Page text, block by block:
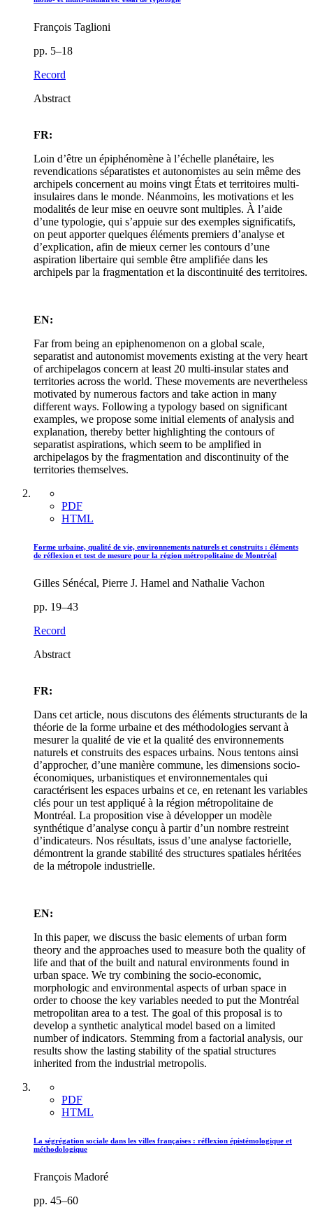
François Taglioni
pp. 5–18
Record
Abstract
FR:
Loin d’être un épiphénomène à l’échelle planétaire, les
revendications séparatistes et autonomistes au sein même des
archipels concernent au moins vingt États et territoires multi-
insulaires dans le monde. Néanmoins, les motivations et les
modalités de leur mise en oeuvre sont multiples. À l’aide
d’une typologie, qui s’appuie sur des exemples significatifs,
on peut apporter quelques éléments premiers d’analyse et
d’explication, afin de mieux cerner les contours d’une
aspiration libertaire qui semble être amplifiée dans les
archipels par la fragmentation et la discontinuité des territoires.
EN:
Far from being an epiphenomenon on a global scale,
separatist and autonomist movements existing at the very heart
of archipelagos concern at least 20 multi-insular states and
territories across the world. These movements are nevertheless
motivated by numerous factors and take action in many
different ways. Following a typology based on significant
examples, we propose some initial elements of analysis and
explanation, thereby better highlighting the contours of
separatist aspirations, which seem to be amplified in
archipelagos by the fragmentation and discontinuity of the
territories themselves.
PDF
HTML
Forme urbaine, qualité de vie, environnements naturels et construits : éléments
de réflexion et test de mesure pour la région métropolitaine de Montréal
Gilles Sénécal, Pierre J. Hamel and Nathalie Vachon
pp. 19–43
Record
Abstract
FR:
Dans cet article, nous discutons des éléments structurants de la
théorie de la forme urbaine et des méthodologies servant à
mesurer la qualité de vie et la qualité des environnements
naturels et construits des espaces urbains. Nous tentons ainsi
d’approcher, d’une manière commune, les dimensions socio-
économiques, urbanistiques et environnementales qui
caractérisent les espaces urbains et ce, en retenant les variables
clés pour un test appliqué à la région métropolitaine de
Montréal. La proposition vise à développer un modèle
synthétique d’analyse conçu à partir d’un nombre restreint
d’indicateurs. Nos résultats, issus d’une analyse factorielle,
démontrent la grande stabilité des structures spatiales héritées
de la métropole industrielle.
EN:
In this paper, we discuss the basic elements of urban form
theory and the approaches used to measure both the quality of
life and that of the built and natural environments found in
urban space. We try combining the socio-economic,
morphologic and environmental aspects of urban space in
order to choose the key variables needed to put the Montréal
metropolitan area to a test. The goal of this proposal is to
develop a synthetic analytical model based on a limited
number of indicators. Stemming from a factorial analysis, our
results show the lasting stability of the spatial structures
inherited from the industrial metropolis.
PDF
HTML
La ségrégation sociale dans les villes françaises : réflexion épistémologique et
méthodologique
François Madoré
pp. 45–60